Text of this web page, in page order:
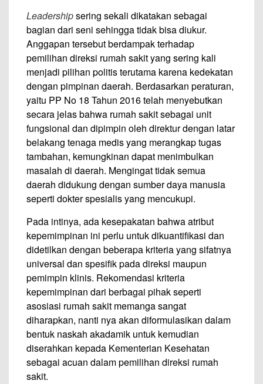
Leadershipsering sekali dikatakan sebagai
bagian dari seni sehingga tidak bisa diukur.
Anggapan tersebut berdampak terhadap
pemilihan direksi rumah sakit yang sering kali
menjadi pilihan politis terutama karena kedekatan
dengan pimpinan daerah. Berdasarkan peraturan,
yaitu PP No 18 Tahun 2016 telah menyebutkan
secara jelas bahwa rumah sakit sebagai unit
fungsional dan dipimpin oleh direktur dengan latar
belakang tenaga medis yang merangkap tugas
tambahan, kemungkinan dapat menimbulkan
masalah di daerah. Mengingat tidak semua
daerah didukung dengan sumber daya manusia
seperti dokter spesialis yang mencukupi.
Pada intinya, ada kesepakatan bahwa atribut
kepemimpinan ini perlu untuk dikuantifikasi dan
didetilkan dengan beberapa kriteria yang sifatnya
universal dan spesifik pada direksi maupun
pemimpin klinis. Rekomendasi kriteria
kepemimpinan dari berbagai pihak seperti
asosiasi rumah sakit memanga sangat
diharapkan, nanti nya akan diformulasikan dalam
bentuk naskah akadamik untuk kemudian
diserahkan kepada Kementerian Kesehatan
sebagai acuan dalam pemilihan direksi rumah
sakit.